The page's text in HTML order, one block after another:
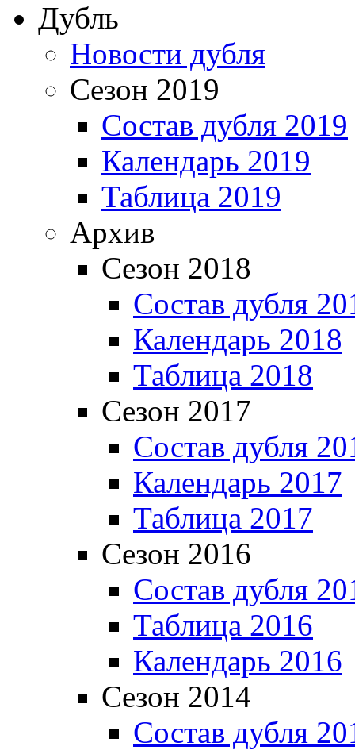
Дубль
Новости дубля
Сезон 2019
Состав дубля 2019
Календарь 2019
Таблица 2019
Архив
Сезон 2018
Состав дубля
Календарь 2018
Таблица 2018
Сезон 2017
Состав дубля
Календарь 2017
Таблица 2017
Сезон 2016
Состав дубля
Таблица 2016
Календарь 2016
Сезон 2014
Состав дубля